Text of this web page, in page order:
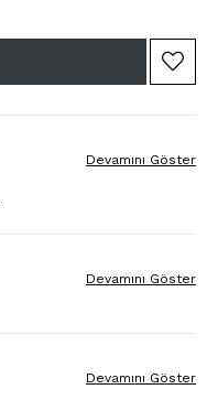
Devamını Göster
Devamını Göster
Devamını Göster